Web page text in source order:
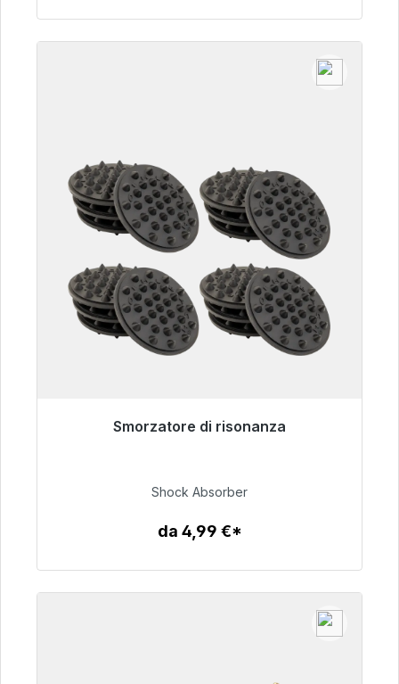
Smorzatore di risonanza
Pronto per la spedizione immediata, tempo di
54,99 €
Shock Absorber
da 4,99 €*